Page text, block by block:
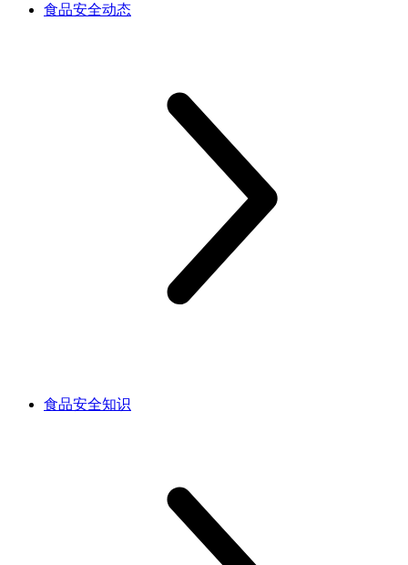
食品安全动态
食品安全知识